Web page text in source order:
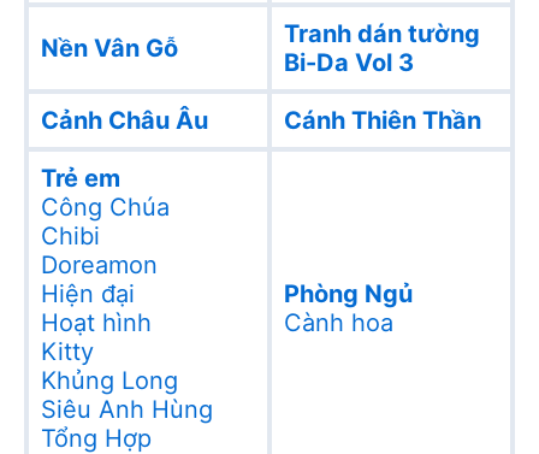
Nền Vân Gỗ
Tranh dán tường
Bi-Da Vol 3
Cảnh Châu Âu
Cánh Thiên Thần
Trẻ em
Công Chúa
Chibi
Doreamon
Hiện đại
Hoạt hình
Kitty
Khủng Long
Siêu Anh Hùng
Tổng Hợp
Phòng Ngủ
Cành hoa